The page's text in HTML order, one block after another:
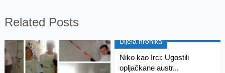
Related Posts
Bijela hronika
Niko kao Irci: Ugostili
opljačkane austr...